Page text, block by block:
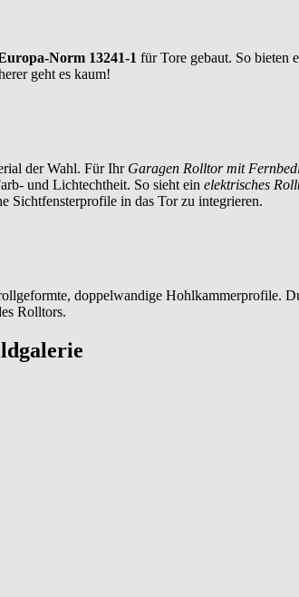
Norm 13241-1 für Tore gebaut. So bieten
geht es kaum!
der Wahl. Für Ihr Garagen Rolltor mit
und Lichtechtheit. So sieht ein elektrisches
Sichtfensterprofile in das Tor zu integrieren.
doppelwandige Hohlkammerprofile.
Rolltors.